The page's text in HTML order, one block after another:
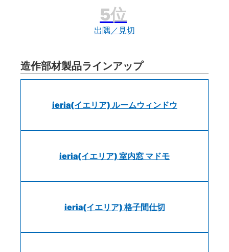
出隅／見切
造作部材製品ラインアップ
ieria(イエリア) ルームウィンドウ
ieria(イエリア) 室内窓 マドモ
ieria(イエリア) 格子間仕切